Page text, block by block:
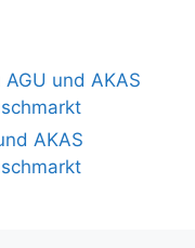
AGU und AKAS
AKAS